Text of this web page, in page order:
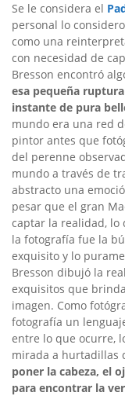
Se le considera el
personal lo
como una
con necesidad de
Bresson encontró
esa pequeña
instante de pura
mundo era una red
pintor antes que
del perenne
mundo a través de
abstracto una
pesar que el gran
captar la realidad,
la fotografía fue la
exquisito y lo
Bresson dibujó la
exquisitos que
imagen. Como
fotografía un
entre lo que ocurre,
mirada a hurtadillas
poner la cabeza, el
para encontrar la